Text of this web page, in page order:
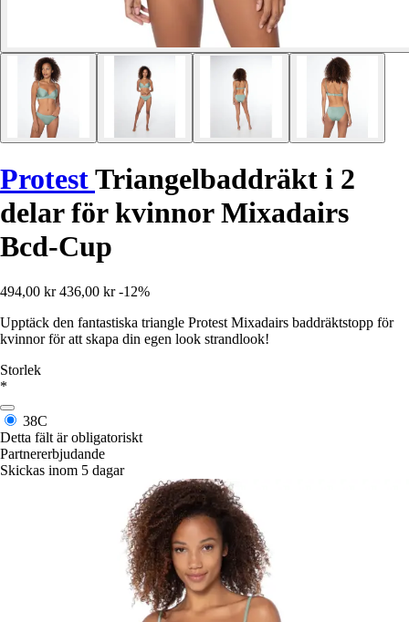
ProtestTriangelbaddräkt i 2
delar för kvinnor Mixadairs
Bcd-Cup
494,00 kr 436,00 kr -12%
Upptäck den fantastiska triangle Protest Mixadairs baddräktstopp för
kvinnor för att skapa din egen look strandlook!
Storlek
*
38C
Detta fält är obligatoriskt
Partnererbjudande
Skickas inom 5 dagar